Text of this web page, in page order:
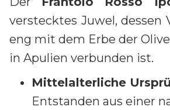
verstecktes Juwel, dessen
eng mit dem Erbe der
in Apulien verbunden ist.
Mittelalterliche
Entstanden aus einer